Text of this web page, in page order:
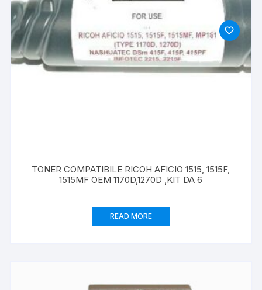
TONER COMPATIBILE RICOH AFICIO 1515, 1515F,
1515MF OEM 1170D,1270D ,KIT DA 6
READ MORE